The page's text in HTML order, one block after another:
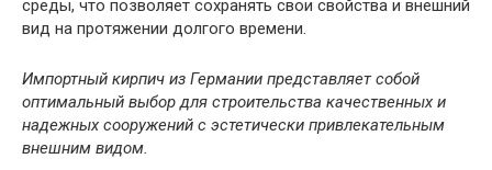
среды, что позволяет сохранять свои свойства и внешний
вид на протяжении долгого времени.
Импортный кирпич из Германии представляет собой
оптимальный выбор для строительства качественных и
надежных сооружений с эстетически привлекательным
внешним видом.